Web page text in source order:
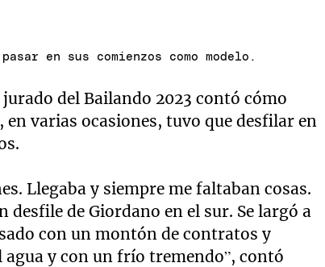
en sus comienzos como modelo.
del Bailando 2023 contó cómo
varias ocasiones, tuvo que desfilar en
Llegaba y siempre me faltaban cosas.
desfile de Giordano en el sur. Se largó a
con un montón de contratos y
y con un frío tremendo”, contó